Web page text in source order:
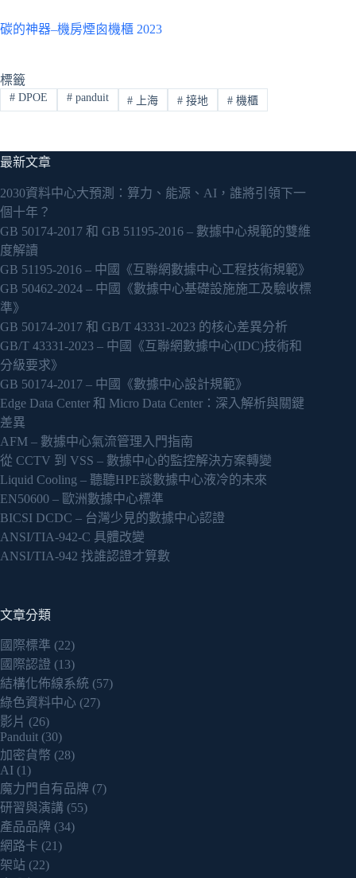
碳的神器–機房煙囪機櫃 2023
標籤
#DPOE #panduit # 上海 # 接地 # 機櫃
最新文章
2030資料中心大預測：算力、能源、AI，誰將引領下一
個十年？
GB 50174-2017 和 GB 51195-2016 – 數據中心規範的雙維
度解讀
GB 51195-2016 – 中國《互聯網數據中心工程技術規範》
GB 50462-2024 – 中國《數據中心基礎設施施工及驗收標
準》
GB 50174-2017 和 GB/T 43331-2023 的核心差異分析
GB/T 43331-2023 – 中國《互聯網數據中心(IDC)技術和
分級要求》
GB 50174-2017 – 中國《數據中心設計規範》
Edge Data Center 和 Micro Data Center：深入解析與關鍵
差異
AFM – 數據中心氣流管理入門指南
從 CCTV 到 VSS – 數據中心的監控解決方案轉變
Liquid Cooling – 聽聽HPE談數據中心液冷的未來
EN50600 – 歐洲數據中心標準
BICSI DCDC – 台灣少見的數據中心認證
ANSI/TIA-942-C 具體改變
ANSI/TIA-942 找誰認證才算數
文章分類
國際標準 (22)
國際認證 (13)
結構化佈線系統 (57)
綠色資料中心 (27)
影片 (26)
Panduit (30)
加密貨幣 (28)
AI (1)
魔力門自有品牌 (7)
研習與演講 (55)
產品品牌 (34)
網路卡 (21)
架站 (22)